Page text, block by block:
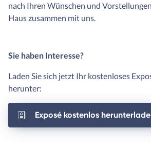
nach Ihren Wünschen und
Haus zusammen mit uns.
Sie haben Interesse?
Laden Sie sich jetzt Ihr kostenloses
herunter:
Exposé kostenlos